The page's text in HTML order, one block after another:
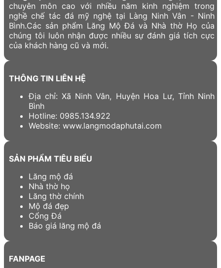
chuyên môn cao với nhiều năm kinh nghiệm trong
nghề chế tác đá mỹ nghệ tại Làng Ninh Vân - Ninh
Bình.Các sản phẩm Lăng Mộ Đá và Nhà thờ Họ của
chúng tôi luôn nhận được nhiều sự đánh giá tích cực
của khách hàng cũ và mới.
THÔNG TIN LIÊN HỆ
Địa chỉ: Xã Ninh Vân, Huyện Hoa Lư, Tỉnh Ninh
Bình
Hotline: 0985.134.922
Website: www.langmodaphutai.com
SẢN PHẨM TIÊU BIỂU
Lăng mộ đá
Nhà thờ họ
Lăng thờ chính
Mộ đá đẹp
Cổng Đá
Báo giá lăng mộ đá
FANPAGE